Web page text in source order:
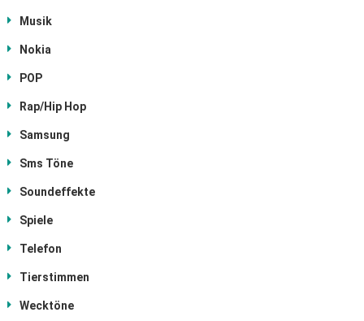
Musik
Nokia
POP
Rap/Hip Hop
Samsung
Sms Töne
Soundeffekte
Spiele
Telefon
Tierstimmen
Wecktöne